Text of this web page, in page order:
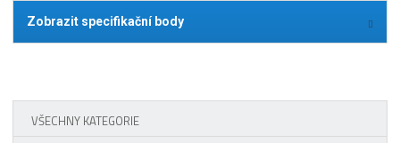
Zobrazit specifikační body
VŠECHNY KATEGORIE